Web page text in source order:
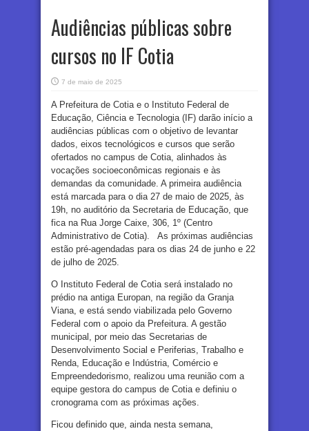
Audiências públicas sobre
cursos no IF Cotia
7 de maio de 2025
A Prefeitura de Cotia e o Instituto Federal de
Educação, Ciência e Tecnologia (IF) darão início a
audiências públicas com o objetivo de levantar
dados, eixos tecnológicos e cursos que serão
ofertados no campus de Cotia, alinhados às
vocações socioeconômicas regionais e às
demandas da comunidade. A primeira audiência
está marcada para o dia 27 de maio de 2025, às
19h, no auditório da Secretaria de Educação, que
fica na Rua Jorge Caixe, 306, 1º (Centro
Administrativo de Cotia). As próximas audiências
estão pré-agendadas para os dias 24 de junho e 22
de julho de 2025.
O Instituto Federal de Cotia será instalado no
prédio na antiga Europan, na região da Granja
Viana, e está sendo viabilizada pelo Governo
Federal com o apoio da Prefeitura. A gestão
municipal, por meio das Secretarias de
Desenvolvimento Social e Periferias, Trabalho e
Renda, Educação e Indústria, Comércio e
Empreendedorismo, realizou uma reunião com a
equipe gestora do campus de Cotia e definiu o
cronograma com as próximas ações.
Ficou definido que, ainda nesta semana,